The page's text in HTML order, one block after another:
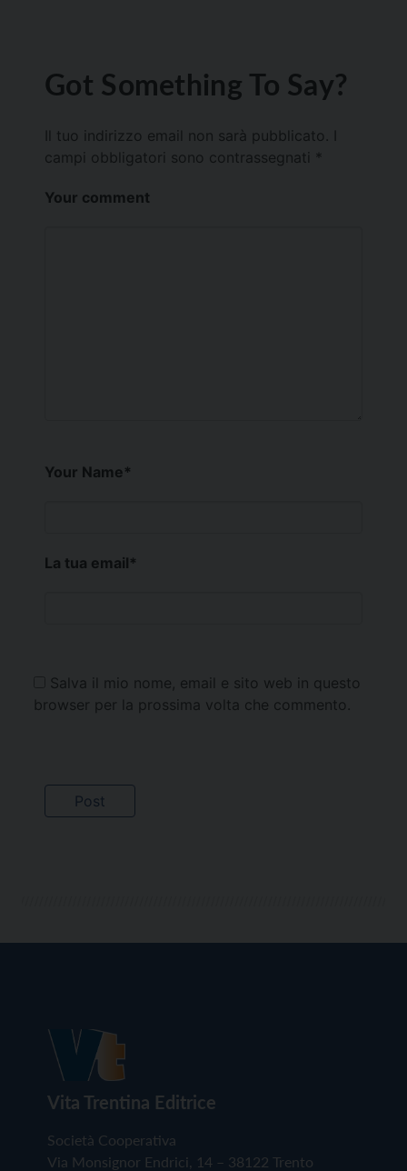
Got Something To Say?
Il tuo indirizzo email non sarà pubblicato.
campi obbligatori sono contrassegnati *
Your comment
Your Name*
La tua email*
Salva il mio nome, email e sito web in questo
browser per la prossima volta che commento.
Vita Trentina Editrice
Società Cooperativa
Via Monsignor Endrici, 14 – 38122 Trento